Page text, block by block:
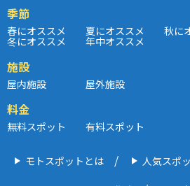
季節
春にオススメ 夏にオススメ 秋に
冬にオススメ 年中オススメ
施設
屋内施設 屋外施設
料金
無料スポット 有料スポット
モトスポットとは 人気スポ